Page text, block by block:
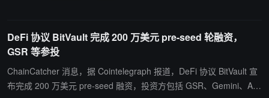
DeFi 协议 BitVault 完成 200 万美元 pre-seed 轮融资，
GSR 等参投
ChainCatcher 消息，据 Cointelegraph 报道，DeFi 协议 BitVault 宣
布完成 200 万美元 pre-seed 融资，投资方包括 GSR、Gemini、Aur